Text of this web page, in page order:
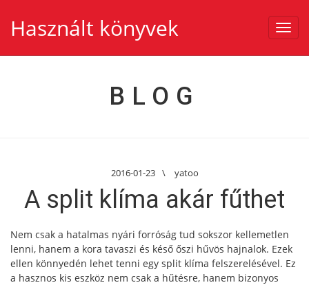
Használt könyvek
BLOG
2016-01-23 \ yatoo
A split klíma akár fűthet
Nem csak a hatalmas nyári forróság tud sokszor kellemetlen
lenni, hanem a kora tavaszi és késő őszi hűvös hajnalok. Ezek
ellen könnyedén lehet tenni egy split klíma felszerelésével. Ez
a hasznos kis eszköz nem csak a hűtésre, hanem bizonyos